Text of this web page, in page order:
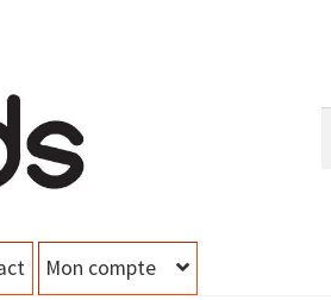
Mon compte